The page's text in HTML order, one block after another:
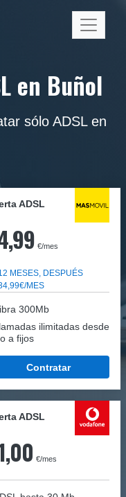
en Buñol
sólo ADSL en
ADSL
€/mes
MESES, DESPUÉS
MES
300Mb
ilimitadas desde
a fijos
Contratar
ADSL
€/mes